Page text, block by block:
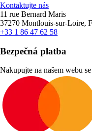
Kontaktujte nás
11 rue Bernard Maris
37270 Montlouis-sur-Loire,
+33 1 86 47 62 58
Bezpečná platba
Nakupujte na našem webu